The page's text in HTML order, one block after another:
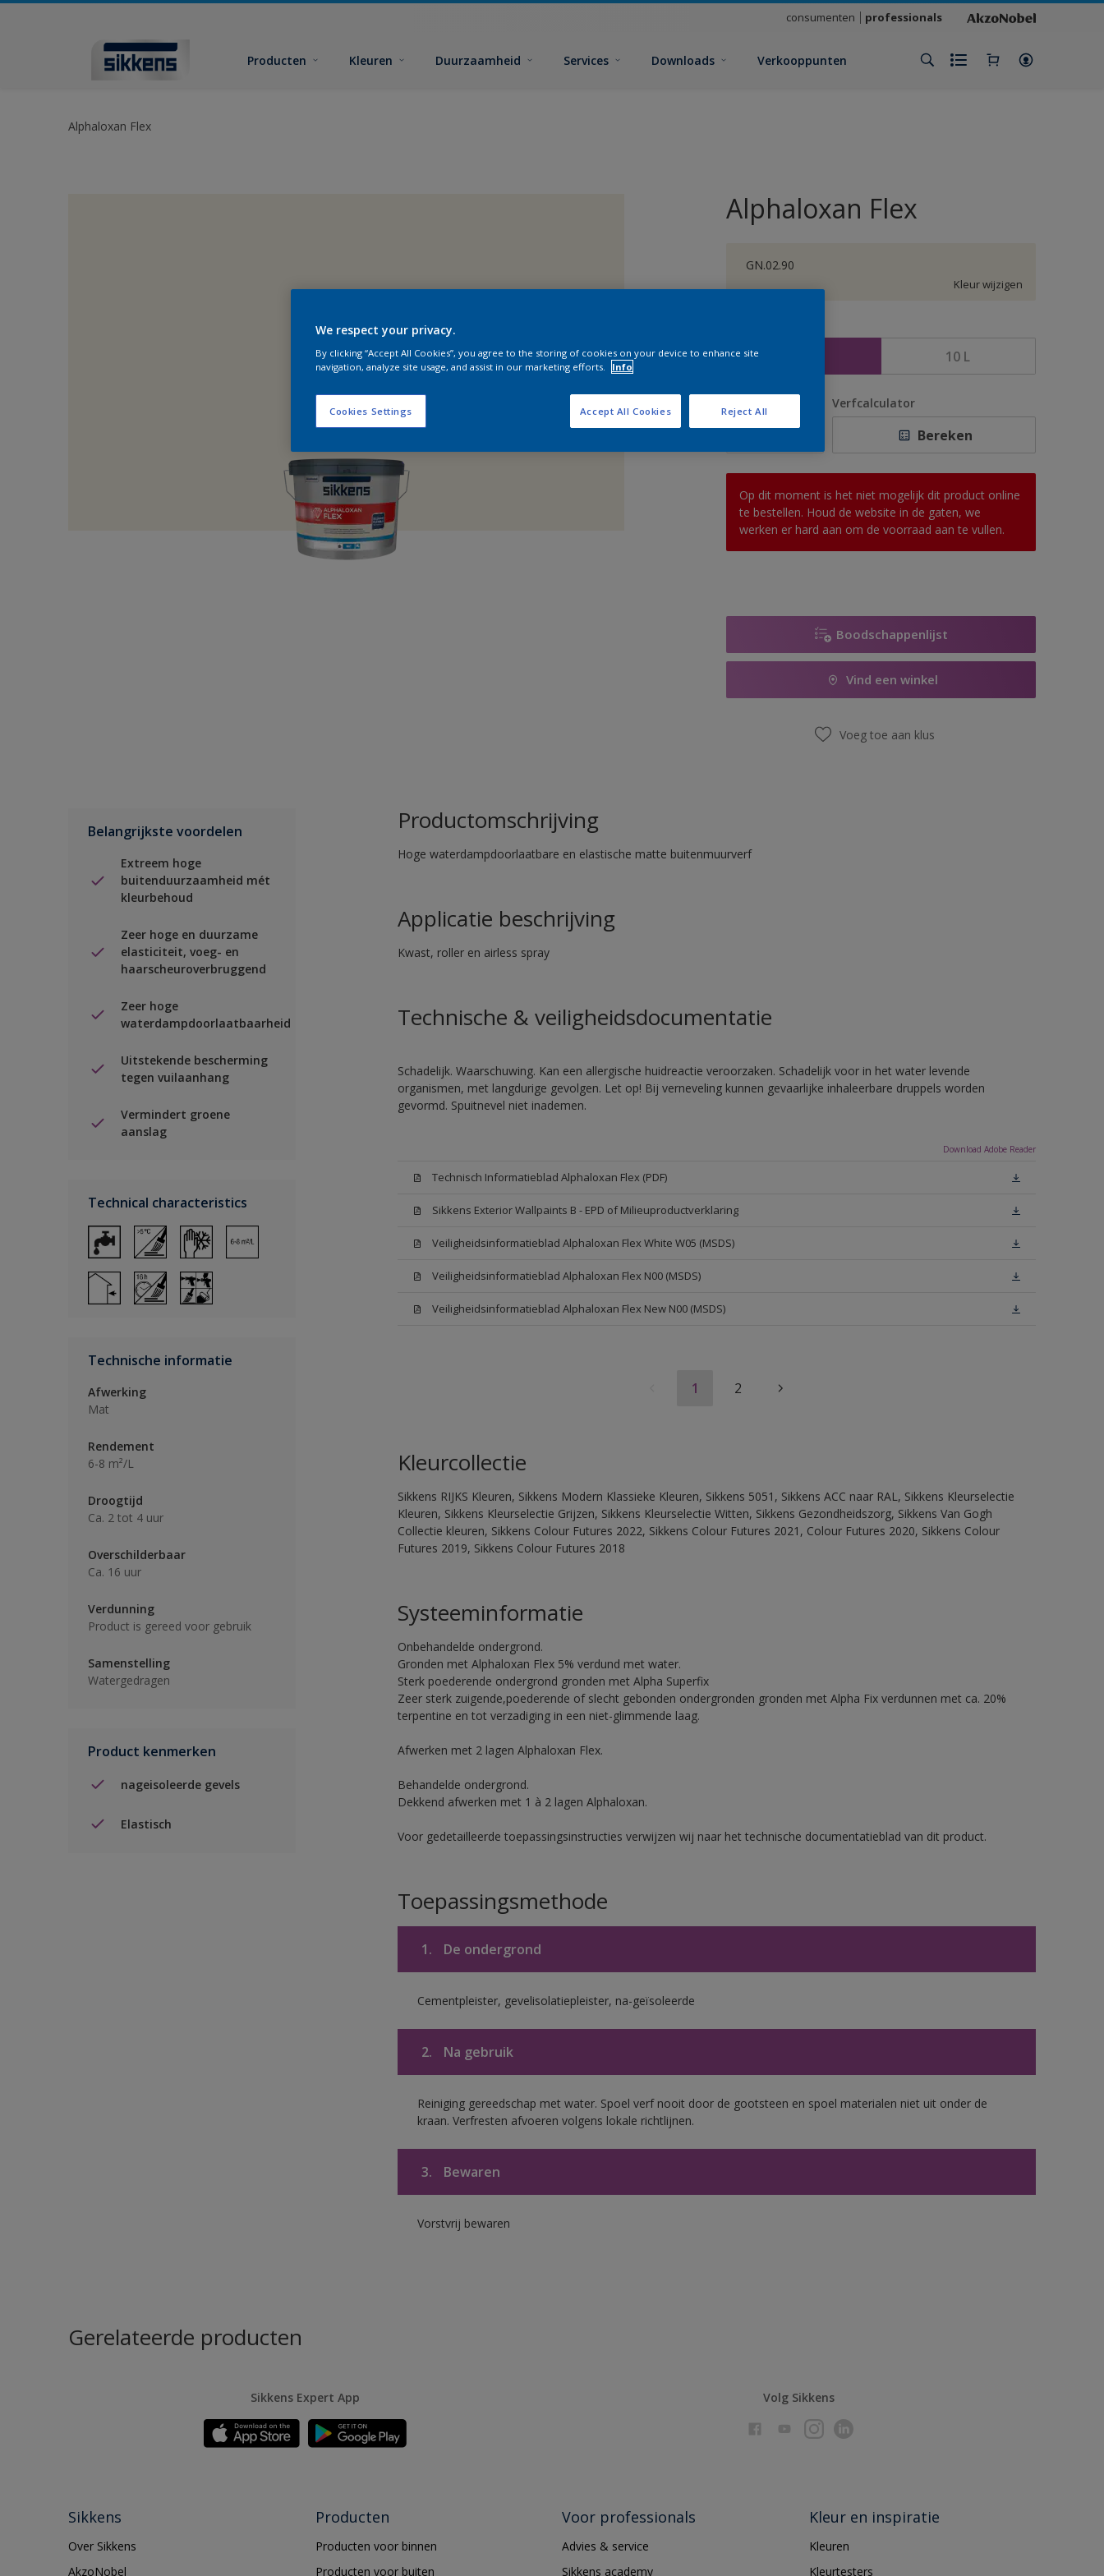
consumenten professionals
Producten Kleuren Duurzaamheid Services Downloads Verkooppunten
Alphaloxan Flex
Alphaloxan Flex
GN.02.90
Kleur wijzigen
10 L
Verfcalculator
Bereken
Op dit moment is het niet mogelijk dit product online
te bestellen. Houd de website in de gaten, we
werken er hard aan om de voorraad aan te vullen.
Boodschappenlijst
Vind een winkel
Voeg toe aan klus
Belangrijkste voordelen
Extreem hoge
buitenduurzaamheid mét
kleurbehoud
Zeer hoge en duurzame
elasticiteit, voeg- en
haarscheuroverbruggend
Zeer hoge
waterdampdoorlaatbaarheid
Uitstekende bescherming
tegen vuilaanhang
Vermindert groene
aanslag
Technical characteristics
Technische informatie
Afwerking
Mat
Rendement
6-8 m²/L
Droogtijd
Ca. 2 tot 4 uur
Overschilderbaar
Ca. 16 uur
Verdunning
Product is gereed voor gebruik
Samenstelling
Watergedragen
Product kenmerken
nageisoleerde gevels
Elastisch
Productomschrijving
Hoge waterdampdoorlaatbare en elastische matte buitenmuurverf
Applicatie beschrijving
Kwast, roller en airless spray
Technische & veiligheidsdocumentatie
Schadelijk. Waarschuwing. Kan een allergische huidreactie veroorzaken. Schadelijk voor in het water levende
organismen, met langdurige gevolgen. Let op! Bij verneveling kunnen gevaarlijke inhaleerbare druppels worden
gevormd. Spuitnevel niet inademen.
Download Adobe Reader
Technisch Informatieblad Alphaloxan Flex (PDF)
Sikkens Exterior Wallpaints B - EPD of Milieuproductverklaring
Veiligheidsinformatieblad Alphaloxan Flex White W05 (MSDS)
Veiligheidsinformatieblad Alphaloxan Flex N00 (MSDS)
Veiligheidsinformatieblad Alphaloxan Flex New N00 (MSDS)
1 2
Kleurcollectie
Sikkens RIJKS Kleuren, Sikkens Modern Klassieke Kleuren, Sikkens 5051, Sikkens ACC naar RAL, Sikkens Kleurselectie
Kleuren, Sikkens Kleurselectie Grijzen, Sikkens Kleurselectie Witten, Sikkens Gezondheidszorg, Sikkens Van Gogh
Collectie kleuren, Sikkens Colour Futures 2022, Sikkens Colour Futures 2021, Colour Futures 2020, Sikkens Colour
Futures 2019, Sikkens Colour Futures 2018
Systeeminformatie
Onbehandelde ondergrond.
Gronden met Alphaloxan Flex 5% verdund met water.
Sterk poederende ondergrond gronden met Alpha Superfix
Zeer sterk zuigende,poederende of slecht gebonden ondergronden gronden met Alpha Fix verdunnen met ca. 20%
terpentine en tot verzadiging in een niet-glimmende laag.
Afwerken met 2 lagen Alphaloxan Flex.
Behandelde ondergrond.
Dekkend afwerken met 1 à 2 lagen Alphaloxan.
Voor gedetailleerde toepassingsinstructies verwijzen wij naar het technische documentatieblad van dit product.
Toepassingsmethode
1. De ondergrond
Cementpleister, gevelisolatiepleister, na-geïsoleerde
2. Na gebruik
Reiniging gereedschap met water. Spoel verf nooit door de gootsteen en spoel materialen niet uit onder de
kraan. Verfresten afvoeren volgens lokale richtlijnen.
3. Bewaren
Vorstvrij bewaren
Gerelateerde producten
Sikkens Expert App Volg Sikkens
Sikkens
Over Sikkens
AkzoNobel
Producten
Producten voor binnen
Producten voor buiten
Voor professionals
Advies & service
Sikkens academy
Kleur en inspiratie
Kleuren
Kleurtesters
We respect your privacy.
By clicking “Accept All Cookies”, you agree to the storing of cookies on your device to enhance site
navigation, analyze site usage, and assist in our marketing efforts.
Info
Cookies Settings Reject All
Accept All Cookies